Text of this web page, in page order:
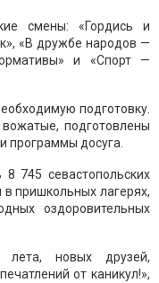
смены: «Гордись и
«В дружбе народов —
и «Спорт —
подготовку.
подготовлены
программы досуга.
745 севастопольских
в пришкольных лагерях,
оздоровительных
новых друзей,
от каникул!»,